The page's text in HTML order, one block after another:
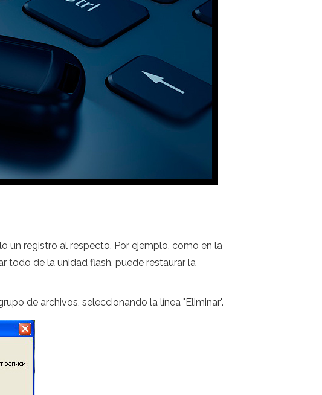
un registro al respecto. Por ejemplo, como en la
todo de la unidad flash, puede restaurar la
de archivos, seleccionando la línea "Eliminar".